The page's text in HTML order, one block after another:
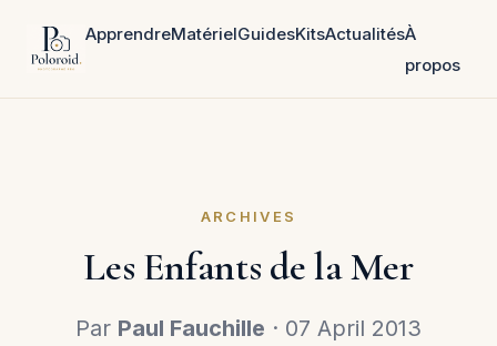
ApprendreMatérielGuidesKitsActualitésÀ
propos
ARCHIVES
Les Enfants de la Mer
Par Paul Fauchille · 07 April 2013